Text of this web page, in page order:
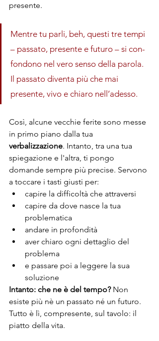
presente.
Mentre tu parli, beh, questi tre tempi
– passato, presente e futuro – si con-
fondono nel vero senso della parola.
Il passato diventa più che mai
presente, vivo e chiaro nell’adesso.
Così, alcune vecchie ferite sono messe
in primo piano dalla tua
verbalizzazione. Intanto, tra una tua
spiegazione e l'altra, ti pongo
domande sempre più precise. Servono
a toccare i tasti giusti per:
capire la difficoltà che attraversi
capire da dove nasce la tua
problematica
andare in profondità
aver chiaro ogni dettaglio del
problema
e passare poi a leggere la sua
soluzione
Intanto: che ne è del tempo? Non
esiste più nè un passato né un futuro.
Tutto è lì, compresente, sul tavolo: il
piatto della vita.